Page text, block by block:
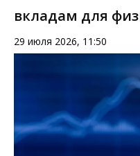
вкладам для
29 июля 2026, 11:50